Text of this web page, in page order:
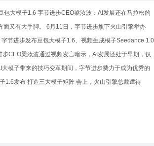
包大模子1.6 字节进步CEO梁汝波：AI发展还在马拉松的
面又有大手脚。 6月11日，字节进步旗下火山引擎举办
节进步发布豆包大模子1.6、视频生成模子Seedance 1.0
CEO梁汝波通过视频发言暗示，AI发展还处于早期，仅
模子带来的技巧变革期间，字节进步费力于成为优秀的
1.6发布 打造三大模子矩阵 会上，火山引擎总裁谭待